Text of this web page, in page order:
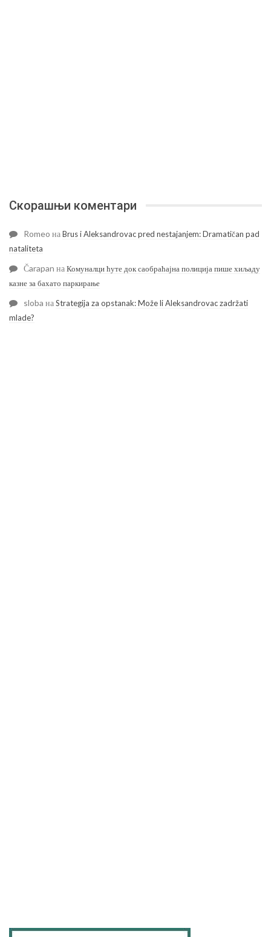
Скорашњи коментари
Romeo наBrus i Aleksandrovac pred nestajanjem: Dramatičan pad
nataliteta
Čarapan наКомуналци ћуте док саобраћајна полиција пише хиљаду
казне за бахато паркирање
sloba наStrategija za opstanak: Može li Aleksandrovac zadržati
mlade?